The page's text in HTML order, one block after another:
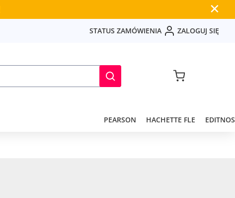
✕
STATUS ZAMÓWIENIA ZALOGUJ SIĘ
PEARSON HACHETTE FLE EDITNOS